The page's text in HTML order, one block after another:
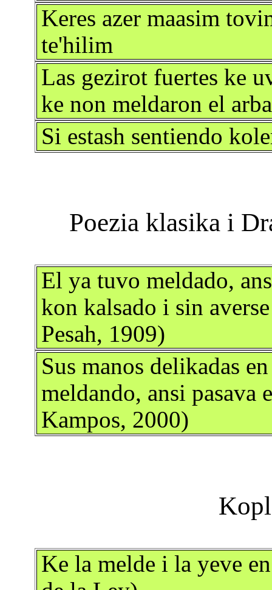
Keres azer maasim
te'hilim
Las gezirot fuertes ke
ke non meldaron el
Si estash sentiendo
El ya tuvo meldado,
kon kalsado i sin
Pesah, 1909)
Sus manos delikadas
meldando, ansi
Kampos, 2000)
Ke la melde i la yeve